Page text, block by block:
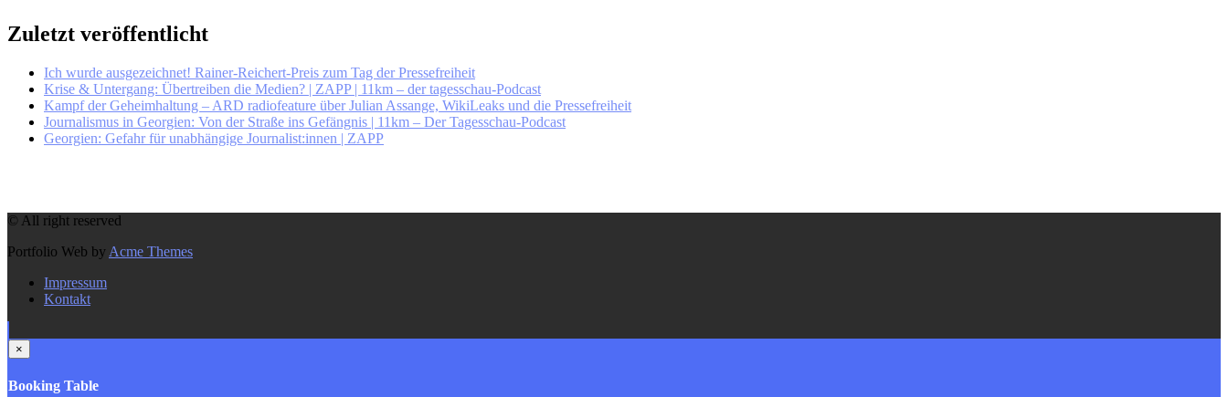
Zuletzt veröffentlicht
Ich wurde ausgezeichnet! Rainer-Reichert-Preis zum Tag der Pressefreiheit
Krise & Untergang: Übertreiben die Medien? | ZAPP | 11km – der tagesschau-Podcast
Kampf der Geheimhaltung – ARD radiofeature über Julian Assange, WikiLeaks und die Pressefreiheit
Journalismus in Georgien: Von der Straße ins Gefängnis | 11km – Der Tagesschau-Podcast
Georgien: Gefahr für unabhängige Journalist:innen | ZAPP
© All right reserved
Portfolio Web by Acme Themes
Impressum
Kontakt
×
Booking Table